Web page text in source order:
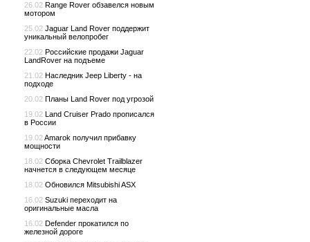
26.02 Range Rover обзавелся новым
мотором
25.02 Jaguar Land Rover поддержит
уникальный велопробег
22.02 Российские продажи Jaguar
LandRover на подъеме
21.02 Наследник Jeep Liberty - на
подходе
20.02 Планы Land Rover под угрозой
19.02 Land Cruiser Prado прописался
в России
19.02 Amarok получил прибавку
мощности
18.02 Сборка Chevrolet Trailblazer
начнется в следующем месяце
18.02 Обновился Mitsubishi ASX
16.02 Suzuki переходит на
оригинальные масла
16.02 Defender прокатился по
железной дороге